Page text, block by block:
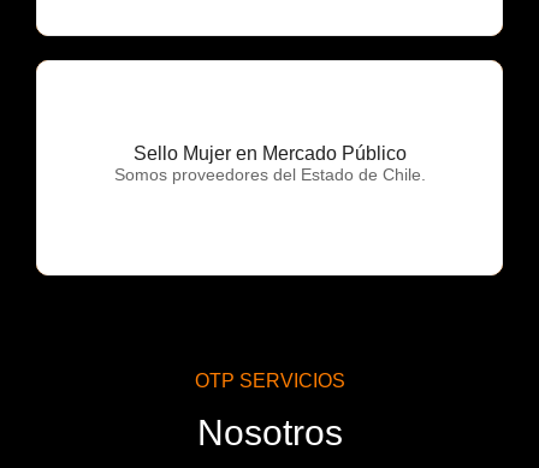
Sello Mujer en Mercado Público
Somos proveedores del Estado de Chile.
OTP Servicios
OTP SERVICIOS
Nosotros